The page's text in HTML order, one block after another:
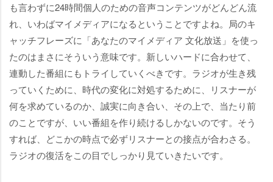
も言わずに24時間個人のための音声コンテンツがどんどん流
れ、いわばマイメディアになるということですよね。局のキ
ャッチフレーズに「あなたのマイメディア 文化放送」を使っ
たのはまさにそういう意味です。新しいハードに合わせて、
連動した番組にもトライしていくべきです。ラジオが生き残
っていくために、時代の変化に対処するために、リスナーが
何を求めているのか、誠実に向き合い、その上で、当たり前
のことですが、いい番組を作り続けるしかないのです。そう
すれば、どこかの時点で必ずリスナーとの接点が合わさる。
ラジオの復活をこの目でしっかり見ていきたいです。